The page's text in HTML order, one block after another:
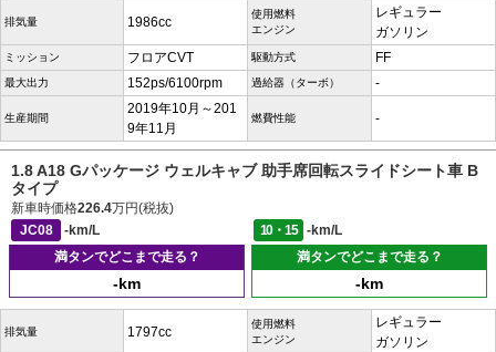
排気量 1986cc
使用燃料
エンジン
レギュラー
ガソリン
ミッション フロアCVT 駆動方式 FF
最大出力 152ps/6100rpm 過給器（ターボ） -
生産期間
2019年10月～201
9年11月
燃費性能 -
1.8 A18 Gパッケージ ウェルキャブ 助手席回転スライドシート車 B
タイプ
新車時価格226.4万円(税抜)
JC08
-km/L 10・15
-km/L
満タンでどこまで走る？
-km
満タンでどこまで走る？
-km
排気量 1797cc
使用燃料
エンジン
レギュラー
ガソリン